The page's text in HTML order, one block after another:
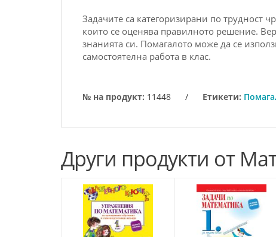
Задачите са категоризирани по трудност
които се оценява правилното решение.
знанията си. Помагалото може да се
самостоятелна работа в клас.
№ на продукт: 11448 / Етикети:
Други продукти от